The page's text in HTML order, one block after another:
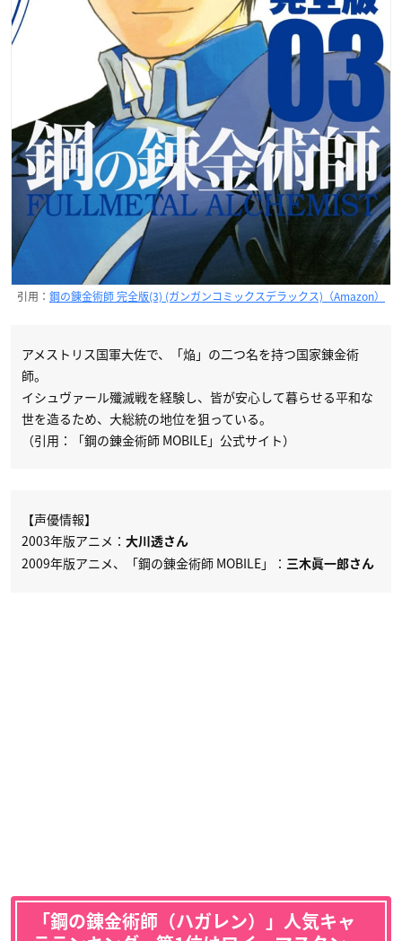
引用： 鋼の錬金術師 完全版(3) (ガンガンコミックスデラックス)（Amazon）
アメストリス国軍大佐で、「焔」の二つ名を持つ国家錬金術
師。
イシュヴァール殲滅戦を経験し、皆が安心して暮らせる平和な
世を造るため、大総統の地位を狙っている。
（引用：「鋼の錬金術師 MOBILE」公式サイト）
【声優情報】
2003年版アニメ： 大川透さん
2009年版アニメ、「鋼の錬金術師 MOBILE」： 三木眞一郎さん
「鋼の錬金術師（ハガレン）」人気キャ